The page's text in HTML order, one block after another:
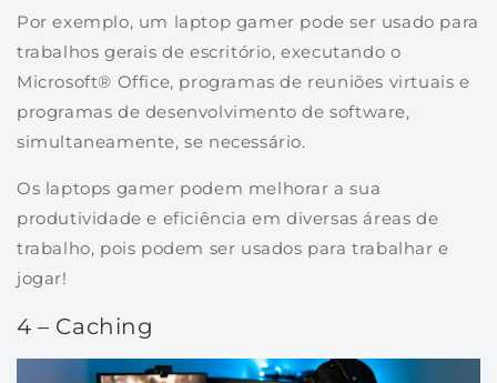
Por exemplo, um laptop gamer pode ser usado para
trabalhos gerais de escritório, executando o
Microsoft® Office, programas de reuniões virtuais e
programas de desenvolvimento de software,
simultaneamente, se necessário.
Os laptops gamer podem melhorar a sua
produtividade e eficiência em diversas áreas de
trabalho, pois podem ser usados para trabalhar e
jogar!
4 – Caching